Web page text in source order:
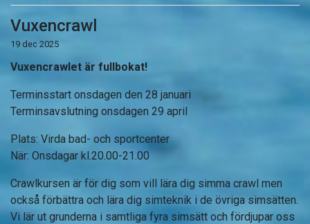
Vuxencrawl
19 dec 2025
Vuxencrawlet är fullbokat!
Terminsstart onsdagen den 28 januari
Terminsavslutning onsdagen 29 april
Plats: Virda bad- och sportcenter
När: Onsdagar kl.20.00-21.00
Crawlkursen är för dig som vill lära dig simma crawl men
också förbättra och lära dig simteknik i de övriga simsätten.
Vi lär ut grunderna i samtliga fyra simsätt och fördjupar oss